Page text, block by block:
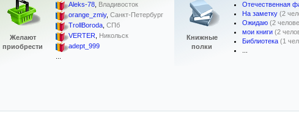
Желают
приобрести
Aleks-78, Владивосток
orange_zmiy, Санкт-Петербург
TrollBoroda, СПб
VERTER, Никольск
adept_999
Книжные
полки
Отечественная
На заметку (2
Ожидаю (2
мои книги (2
Библиотека (1